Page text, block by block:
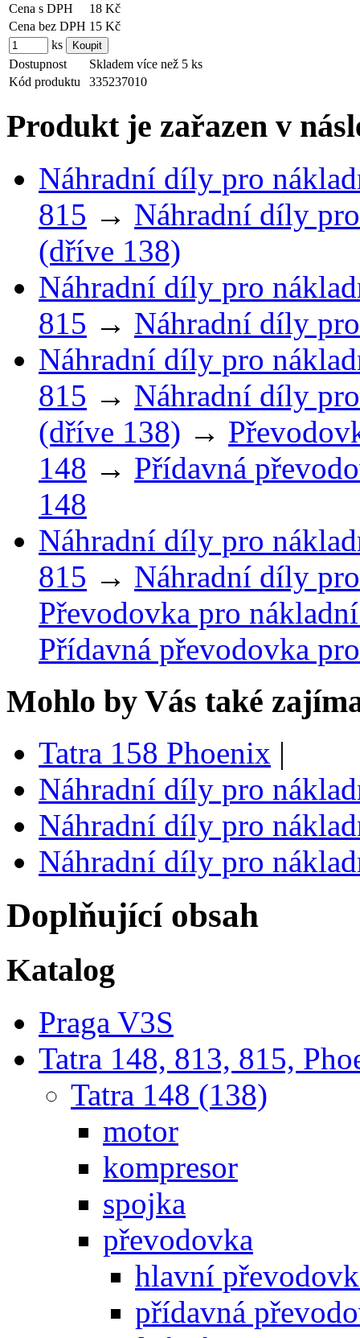
Cena s DPH
18 Kč
Cena bez DPH 15 Kč
ks
Dostupnost
Skladem více než 5 ks
Kód produktu
335237010
Produkt je zařazen v
Náhradní díly pro
815 → Náhradní díly
(dříve 138)
Náhradní díly pro
815 → Náhradní díly
Náhradní díly pro
815 → Náhradní díly
(dříve 138) →
148 → Přídavná
148
Náhradní díly pro
815 → Náhradní díly
Převodovka pro
Přídavná převodovka
Mohlo by Vás také
Tatra 158 Phoenix |
Náhradní díly pro
Náhradní díly pro
Náhradní díly pro
Doplňující obsah
Katalog
Praga V3S
Tatra 148, 813, 815,
Tatra 148 (138)
motor
kompresor
spojka
převodovka
hlavní
přídavná